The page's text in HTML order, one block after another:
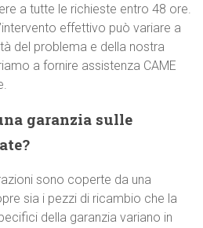
a tutte le richieste entro 48 ore.
effettivo può variare a
del problema e della nostra
a fornire assistenza CAME
garanzia sulle
sono coperte da una
sia i pezzi di ricambio che la
della garanzia variano in